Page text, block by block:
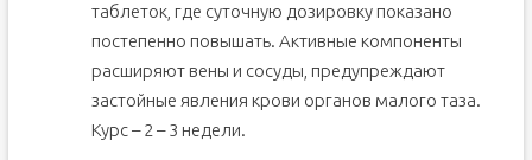
таблеток, где суточную дозировку показано
постепенно повышать. Активные компоненты
расширяют вены и сосуды, предупреждают
застойные явления крови органов малого таза.
Курс – 2 – 3 недели.